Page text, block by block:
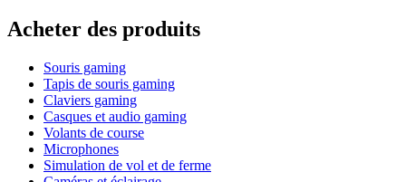
Acheter des produits
Souris gaming
Tapis de souris gaming
Claviers gaming
Casques et audio gaming
Volants de course
Microphones
Simulation de vol et de ferme